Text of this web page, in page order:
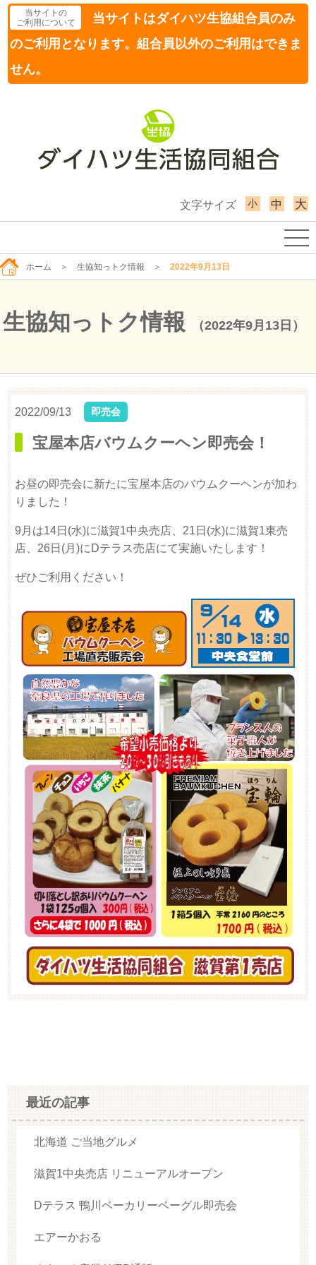
当サイトの
ご利用について
当サイトはダイハツ生協組合員のみ
のご利用となります。組合員以外のご利用はできま
せん。
文字サイズ 小 中 大
ホーム ＞ 生協知っトク情報 ＞ 2022年9月13日
生協知っトク情報 （2022年9月13日）
2022/09/13 即売会
宝屋本店バウムクーヘン即売会！
お昼の即売会に新たに宝屋本店のバウムクーヘンが加わ
りました！
9月は14日(水)に滋賀1中央売店、21日(水)に滋賀1東売
店、26日(月)にDテラス売店にて実施いたします！
ぜひご利用ください！
最近の記事
北海道 ご当地グルメ
滋賀1中央売店 リニューアルオープン
Dテラス 鴨川ベーカリーベーグル即売会
エアーかおる